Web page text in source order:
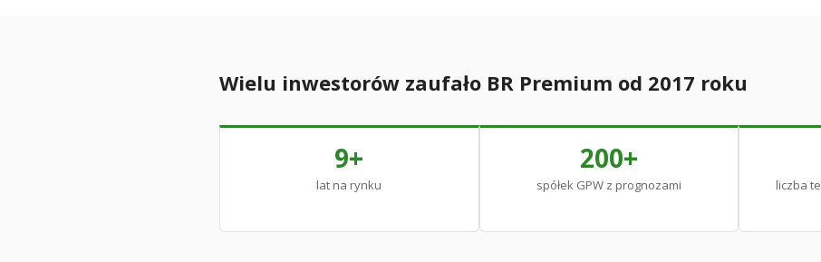
Wielu inwestorów zaufało BR Premium od 2017 roku
9+
lat na rynku
200+
spółek GPW z prognozami
liczba